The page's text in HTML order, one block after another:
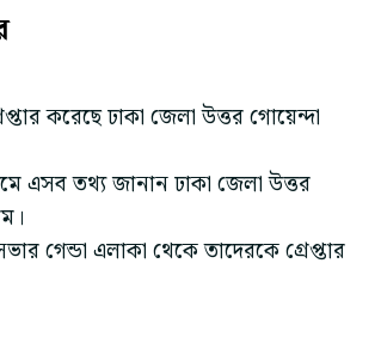
করেছে ঢাকা জেলা উত্তর গোয়েন্দা
এসব তথ্য জানান ঢাকা জেলা উত্তর
গেন্ডা এলাকা থেকে তাদেরকে গ্রেপ্তার